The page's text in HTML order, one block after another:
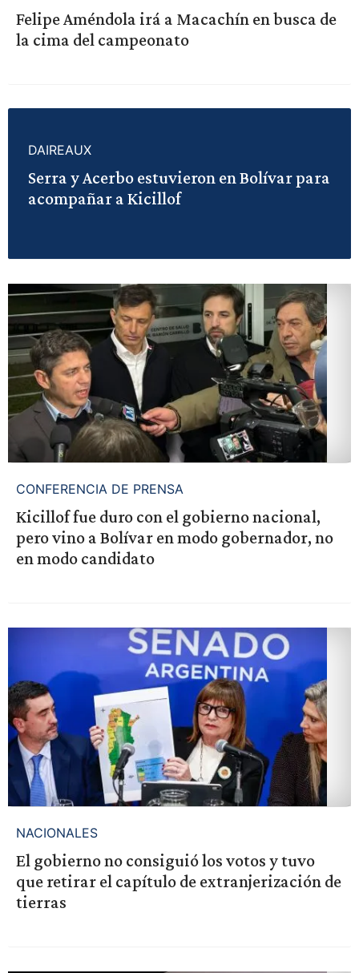
Felipe Améndola irá a Macachín en busca de
la cima del campeonato
DAIREAUX
Serra y Acerbo estuvieron en Bolívar para
acompañar a Kicillof
CONFERENCIA DE PRENSA
Kicillof fue duro con el gobierno nacional,
pero vino a Bolívar en modo gobernador, no
en modo candidato
NACIONALES
El gobierno no consiguió los votos y tuvo
que retirar el capítulo de extranjerización de
tierras